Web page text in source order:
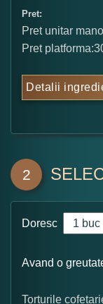
Pret:
Pret unitar
Pret
Detalii
2
Doresc
Avand o
Torturile